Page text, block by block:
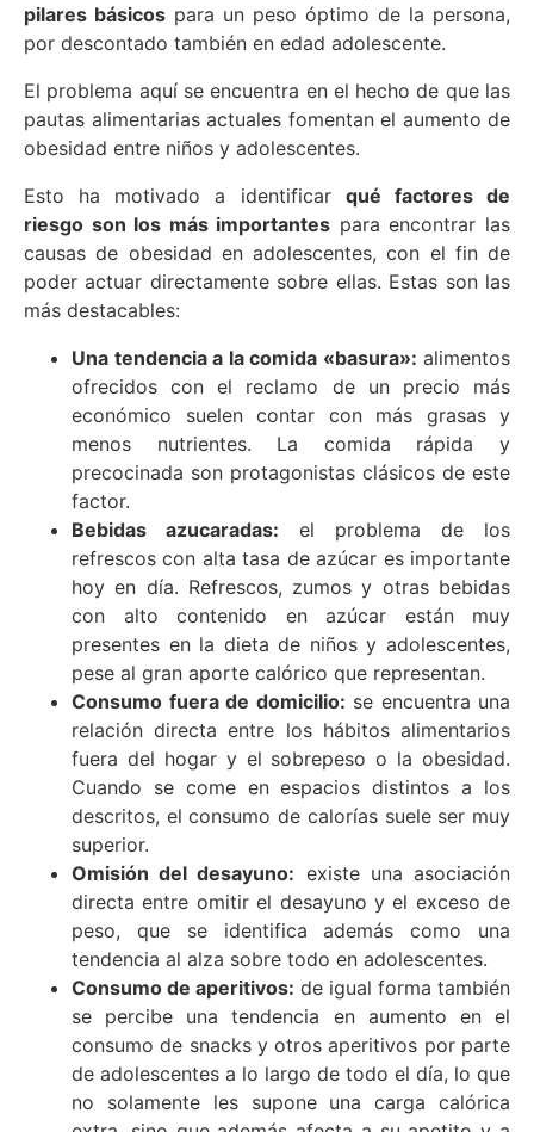
pilares básicos para un peso óptimo de la persona,
por descontado también en edad adolescente.
El problema aquí se encuentra en el hecho de que las
pautas alimentarias actuales fomentan el aumento de
obesidad entre niños y adolescentes.
Esto ha motivado a identificar qué factores de
riesgo son los más importantes para encontrar las
causas de obesidad en adolescentes, con el fin de
poder actuar directamente sobre ellas. Estas son las
más destacables:
Una tendencia a la comida «basura»: alimentos
ofrecidos con el reclamo de un precio más
económico suelen contar con más grasas y
menos nutrientes. La comida rápida y
precocinada son protagonistas clásicos de este
factor.
Bebidas azucaradas: el problema de los
refrescos con alta tasa de azúcar es importante
hoy en día. Refrescos, zumos y otras bebidas
con alto contenido en azúcar están muy
presentes en la dieta de niños y adolescentes,
pese al gran aporte calórico que representan.
Consumo fuera de domicilio: se encuentra una
relación directa entre los hábitos alimentarios
fuera del hogar y el sobrepeso o la obesidad.
Cuando se come en espacios distintos a los
descritos, el consumo de calorías suele ser muy
superior.
Omisión del desayuno: existe una asociación
directa entre omitir el desayuno y el exceso de
peso, que se identifica además como una
tendencia al alza sobre todo en adolescentes.
Consumo de aperitivos: de igual forma también
se percibe una tendencia en aumento en el
consumo de snacks y otros aperitivos por parte
de adolescentes a lo largo de todo el día, lo que
no solamente les supone una carga calórica